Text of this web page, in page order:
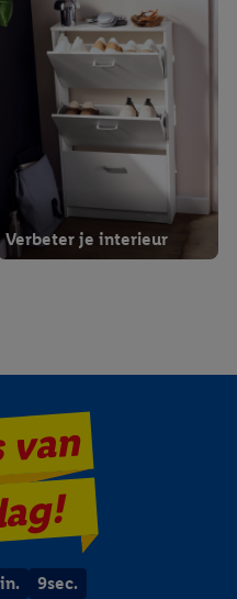
Verbeter je interieur
van
8sec.